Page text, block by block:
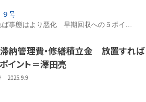
号
事態はより悪化 早期回収への５ポイ…
納管理費・修繕積立金 放置すれば
イント＝澤田亮
2025.9.9